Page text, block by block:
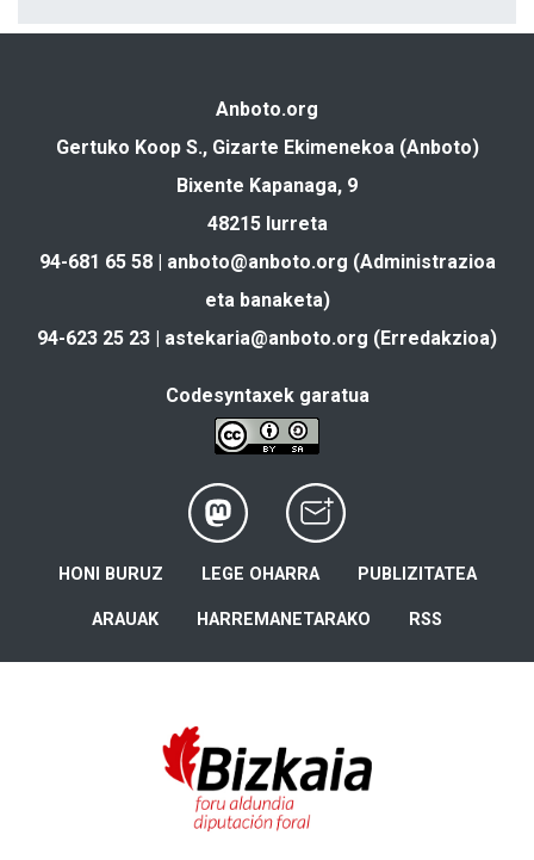
Anboto.org
Gertuko Koop S., Gizarte Ekimenekoa (Anboto)
Bixente Kapanaga, 9
48215 Iurreta
94-681 65 58 | anboto@anboto.org (Administrazioa
eta banaketa)
94-623 25 23 | astekaria@anboto.org (Erredakzioa)
Codesyntaxek garatua
HONI BURUZ LEGE OHARRA PUBLIZITATEA
ARAUAK HARREMANETARAKO RSS